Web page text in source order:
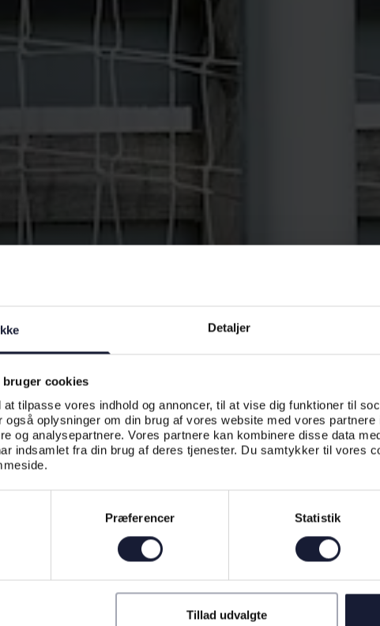
Detaljer
bruger cookies
tilpasse vores indhold og annoncer, til at vise dig funktioner til
også oplysninger om din brug af vores website med vores partnere
og analysepartnere. Vores partnere kan kombinere disse data
indsamlet fra din brug af deres tjenester. Du samtykker til vores
Præferencer Statistik
Tillad udvalgte